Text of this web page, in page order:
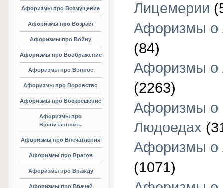
Афоризмы про Возмущение
Афоризмы про Возраст
Афоризмы про Войну
Афоризмы про Воображение
Афоризмы про Вопрос
Афоризмы про Воровство
Афоризмы про Воскрешение
Афоризмы про
Воспитанность
Афоризмы про Впечатления
Афоризмы про Врагов
Афоризмы про Вражду
Афоризмы про Врачей
Лицемерии
Афоризмы о
(84)
Афоризмы о
(2263)
Афоризмы о
Людоедах
Афоризмы о
(1071)